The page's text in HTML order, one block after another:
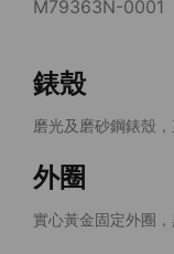
M79363N-0001
錶殼
磨光及磨砂鋼錶殼
外圈
實心黃金固定外圈